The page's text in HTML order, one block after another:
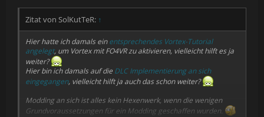
Zitat von SolKutTeR: ↑
Hier hatte ich damals einentsprechendes Vortex-Tutorial
angelegt, um Vortex mit FO4VR zu aktivieren, vielleicht hilft es ja
weiter?
Hier bin ich damals auf die DLC Implementierung an sich
eingegangen, vielleicht hilft ja auch das schon weiter?
Modding an sich ist alles kein Hexenwerk, wenn die wenigen
Grundvoraussetzungen für ein Modding geschaffen wurden.